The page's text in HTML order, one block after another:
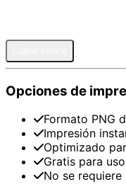
Opciones de
Formato PNG
Impresión
Optimizado
Gratis para
No se